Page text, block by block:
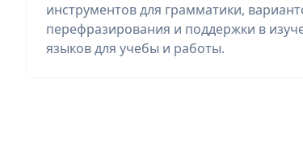
инструментов для грамматики,
перефразирования и поддержки в
языков для учебы и работы.